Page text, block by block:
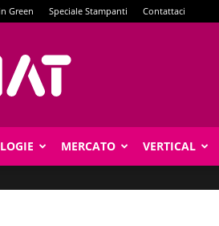
Green Speciale Stampanti Contattaci
MERCATO VERTICAL